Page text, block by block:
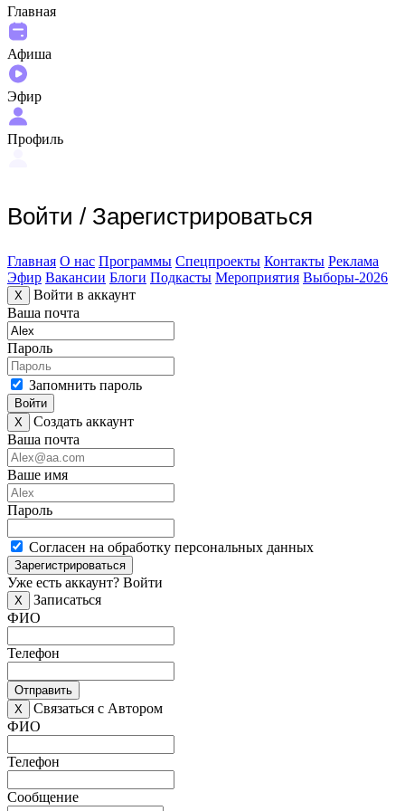
Главная
Афиша
Эфир
Профиль
Войти / Зарегистрироваться
Главная О нас Программы Спецпроекты Контакты Реклама
Эфир Вакансии Блоги Подкасты Мероприятия Выборы-2026
X
Войти в аккаунт
Ваша почта
Пароль
Запомнить пароль
Войти
X
Создать аккаунт
Ваша почта
Ваше имя
Пароль
Согласен на обработку персональных данных
Зарегистрироваться
Уже есть аккаунт? Войти
X
Записаться
ФИО
Телефон
Отправить
X
Связаться с Автором
ФИО
Телефон
Сообщение